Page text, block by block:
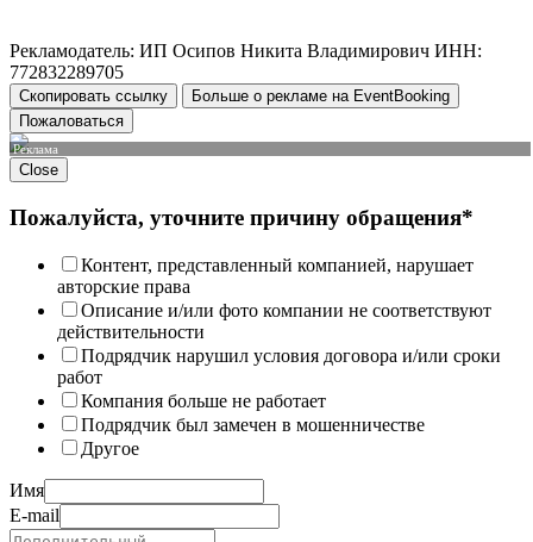
Рекламодатель: ИП Осипов Никита Владимирович ИНН:
772832289705
Скопировать ссылку
Больше о рекламе на EventBooking
Пожаловаться
Реклама
Close
Пожалуйста, уточните причину обращения*
Контент, представленный компанией, нарушает
авторские права
Описание и/или фото компании не соответствуют
действительности
Подрядчик нарушил условия договора и/или сроки
работ
Компания больше не работает
Подрядчик был замечен в мошенничестве
Другое
Имя
E-mail